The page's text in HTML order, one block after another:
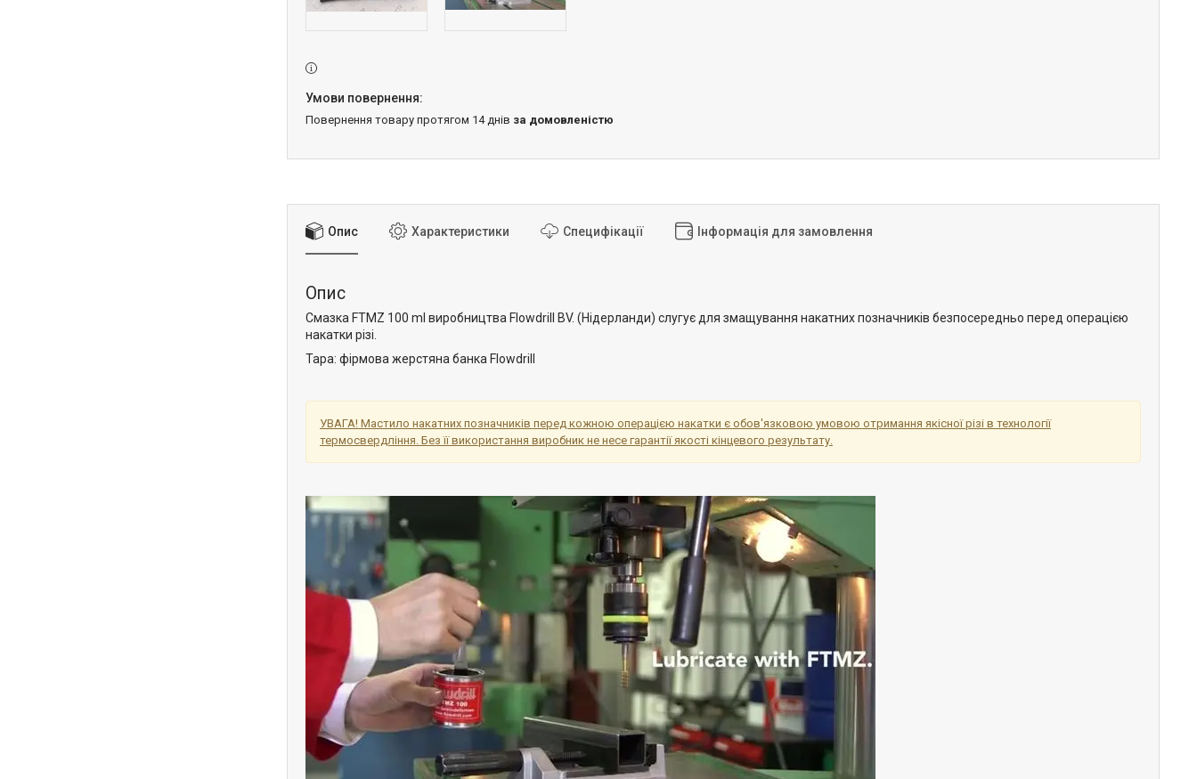
повернення товару протягом 14 днів за домовленістю
Опис Характеристики Специфікації Інформація для замовлення
Опис
Смазка FTMZ 100 ml виробництва Flowdrill BV. (Нідерланди) слугує для змащування накатних позначників безпосередньо перед операцією
накатки різі.
Тара: фірмова жерстяна банка Flowdrill
УВАГА! Мастило накатних позначників перед кожною операцією накатки є обов'язковою умовою отримання якісної різі в технології
термосвердління. Без її використання виробник не несе гарантії якості кінцевого результату.